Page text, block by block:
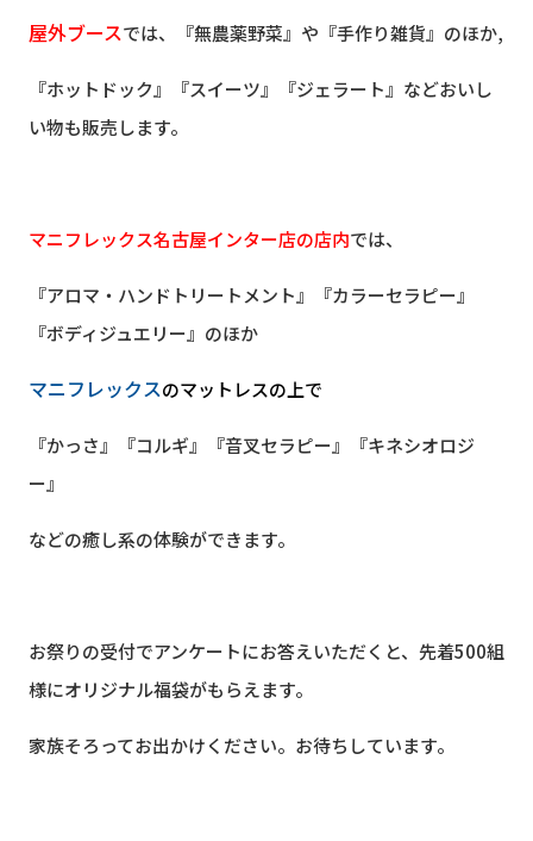
屋外ブースでは、『無農薬野菜』や『手作り雑貨』のほか,
『ホットドック』『スイーツ』『ジェラート』などおいし
い物も販売します。
マニフレックス名古屋インター店の店内では、
『アロマ・ハンドトリートメント』『カラーセラピー』
『ボディジュエリー』 のほか
マニフレックスのマットレスの上で
『かっさ』『コルギ』『音叉セラピー』『キネシオロジ
ー』
などの癒し系の体験ができます。
お祭りの受付でアンケートにお答えいただくと、先着500組
様にオリジナル福袋がもらえます。
家族そろってお出かけください。お待ちしています。